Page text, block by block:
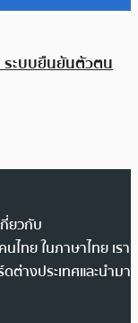
ระบบยืนยันตัวตน
ยวกับ
ไทย ในภาษาไทย เรา
ต่างประเทศและนำมา